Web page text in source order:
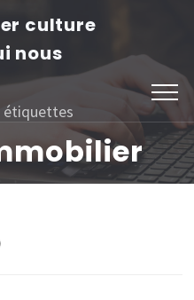
culture
nous
étiquettes